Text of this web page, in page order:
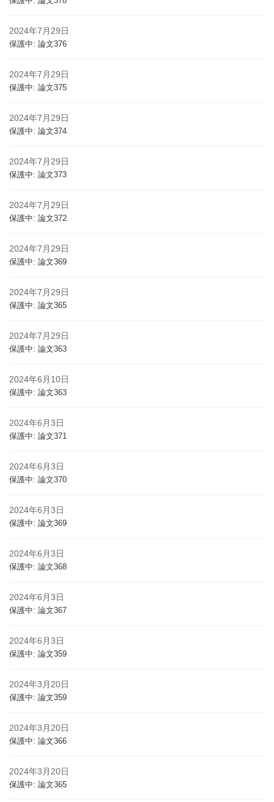
2024年7月29日
保護中: 論文376
2024年7月29日
保護中: 論文375
2024年7月29日
保護中: 論文374
2024年7月29日
保護中: 論文373
2024年7月29日
保護中: 論文372
2024年7月29日
保護中: 論文369
2024年7月29日
保護中: 論文365
2024年7月29日
保護中: 論文363
2024年6月10日
保護中: 論文363
2024年6月3日
保護中: 論文371
2024年6月3日
保護中: 論文370
2024年6月3日
保護中: 論文369
2024年6月3日
保護中: 論文368
2024年6月3日
保護中: 論文367
2024年6月3日
保護中: 論文359
2024年3月20日
保護中: 論文359
2024年3月20日
保護中: 論文366
2024年3月20日
保護中: 論文365